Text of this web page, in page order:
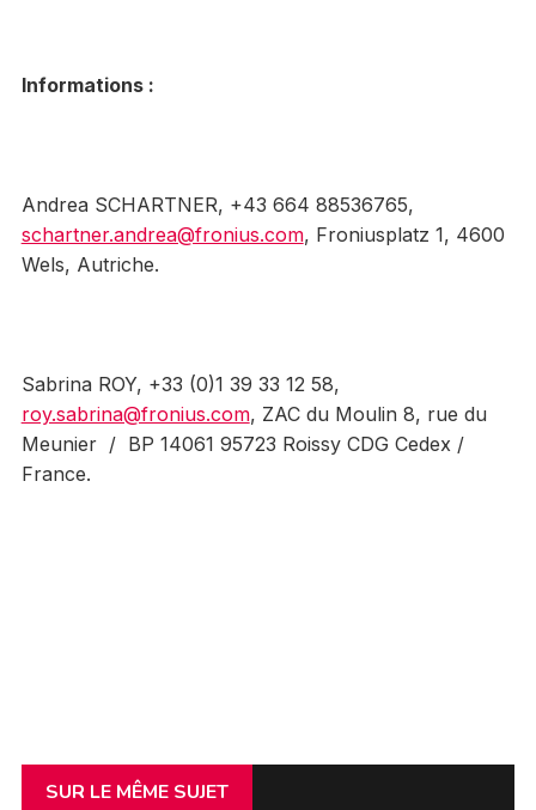
Informations :
Andrea SCHARTNER, +43 664 88536765,
schartner.andrea@fronius.com, Froniusplatz 1, 4600
Wels, Autriche.
Sabrina ROY, +33 (0)1 39 33 12 58,
roy.sabrina@fronius.com, ZAC du Moulin 8, rue du
Meunier / BP 14061 95723 Roissy CDG Cedex /
France.
SUR LE MÊME SUJET